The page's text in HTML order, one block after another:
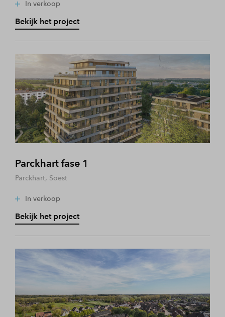
In verkoop
Bekijk het project
Parckhart fase 1
Parckhart, Soest
In verkoop
Bekijk het project